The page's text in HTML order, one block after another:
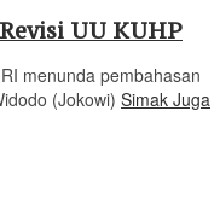
UU KUHP
menunda pembahasan
(Jokowi) Simak Juga